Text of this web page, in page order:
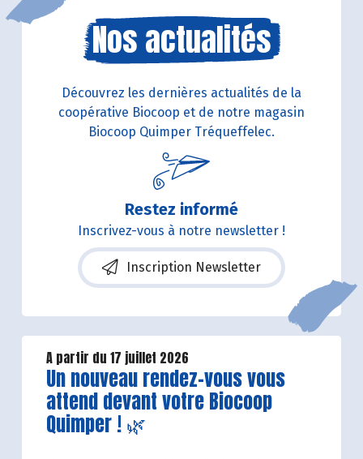
Nos actualités
Découvrez les dernières actualités de la
coopérative Biocoop et de notre magasin
Biocoop Quimper Tréqueffelec.
Restez informé
Inscrivez-vous à notre newsletter !
Inscription Newsletter
A partir du 17 juillet 2026
Lire la suite de l'article
Un nouveau rendez-vous vous
attend devant votre Biocoop
Quimper ! 🌿